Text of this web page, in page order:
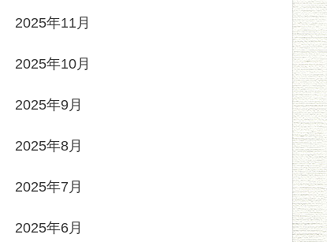
2025年11月
2025年10月
2025年9月
2025年8月
2025年7月
2025年6月